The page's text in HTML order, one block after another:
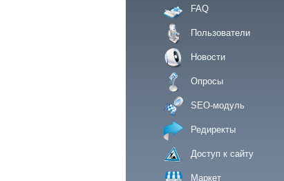
FAQ
Пользователи
Новости
Опросы
SEO-модуль
Редиректы
Доступ к сайту
Маркет